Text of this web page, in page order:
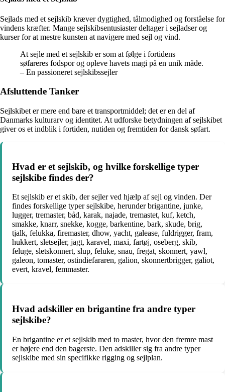
Sejlads med et sejlskib kræver dygtighed, tålmodighed og forståelse for
vindens kræfter. Mange sejlskibsentusiaster deltager i sejladser og
kurser for at mestre kunsten at navigere med sejl og vind.
At sejle med et sejlskib er som at følge i fortidens
søfareres fodspor og opleve havets magi på en unik måde.
– En passioneret sejlskibssejler
Afsluttende Tanker
Sejlskibet er mere end bare et transportmiddel; det er en del af
Danmarks kulturarv og identitet. At udforske betydningen af sejlskibet
giver os et indblik i fortiden, nutiden og fremtiden for dansk søfart.
Hvad er et sejlskib, og hvilke forskellige typer
sejlskibe findes der?
Et sejlskib er et skib, der sejler ved hjælp af sejl og vinden. Der
findes forskellige typer sejlskibe, herunder brigantine, junke,
lugger, tremaster, båd, karak, najade, tremastet, kuf, ketch,
smakke, knarr, snekke, kogge, barkentine, bark, skude, brig,
tjalk, felukka, firemaster, dhow, yacht, galease, fuldrigger, fram,
hukkert, sletsejler, jagt, karavel, maxi, fartøj, oseberg, skib,
feluge, sletskonnert, slup, feluke, snau, fregat, skonnert, yawl,
galeon, tomaster, ostindiefararen, galion, skonnertbrigger, galiot,
evert, kravel, femmaster.
Hvad adskiller en brigantine fra andre typer
sejlskibe?
En brigantine er et sejlskib med to master, hvor den fremre mast
er højere end den bagerste. Den adskiller sig fra andre typer
sejlskibe med sin specifikke rigging og sejlplan.